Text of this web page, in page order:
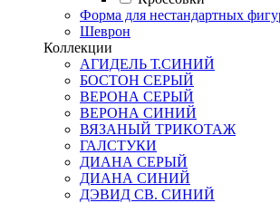
Форма для нестандартных
Шеврон
Коллекции
АГИДЕЛЬ Т.СИНИЙ
БОСТОН СЕРЫЙ
ВЕРОНА СЕРЫЙ
ВЕРОНА СИНИЙ
ВЯЗАНЫЙ ТРИКОТАЖ
ГАЛСТУКИ
ДИАНА СЕРЫЙ
ДИАНА СИНИЙ
ДЭВИД СВ. СИНИЙ